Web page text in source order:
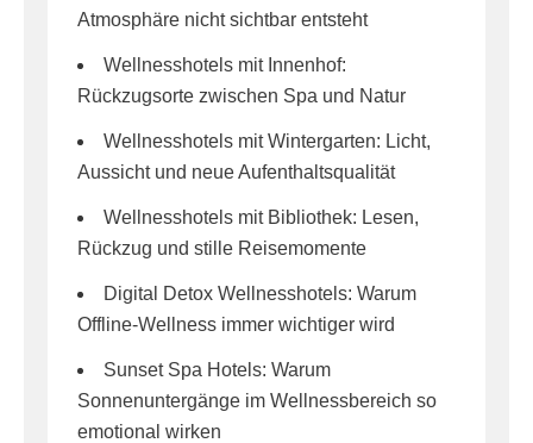
Atmosphäre nicht sichtbar entsteht
Wellnesshotels mit Innenhof:
Rückzugsorte zwischen Spa und Natur
Wellnesshotels mit Wintergarten: Licht,
Aussicht und neue Aufenthaltsqualität
Wellnesshotels mit Bibliothek: Lesen,
Rückzug und stille Reisemomente
Digital Detox Wellnesshotels: Warum
Offline-Wellness immer wichtiger wird
Sunset Spa Hotels: Warum
Sonnenuntergänge im Wellnessbereich so
emotional wirken